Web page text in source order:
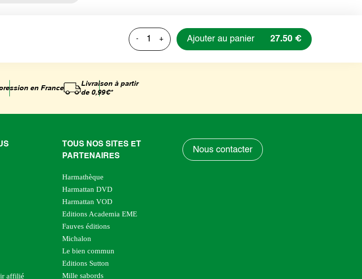
- + Ajouter au panier 27.50 €
en France
Livraison à partir
de 0,99€*
affilié
TOUS NOS SITES ET
PARTENAIRES
Harmathèque
Harmattan DVD
Harmattan VOD
Editions Academia EME
Fauves éditions
Michalon
Le bien commun
Editions Sutton
Mille sabords
Nous contacter